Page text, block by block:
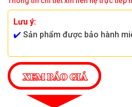
Lưu ý:
✔️ Sản phẩm được bảo hành